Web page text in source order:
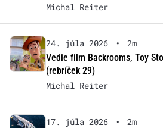
Michal Reiter
24. júla 2026 •
2m
Vedie film Backrooms, Toy
(rebríček 29)
Michal Reiter
17. júla 2026 •
2m